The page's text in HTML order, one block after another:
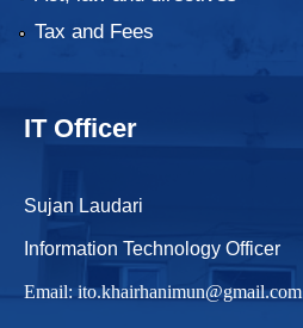
Tax and Fees
IT Officer
Sujan Laudari
Information Technology Officer
Email: ito.khairhanimun@gmail.com